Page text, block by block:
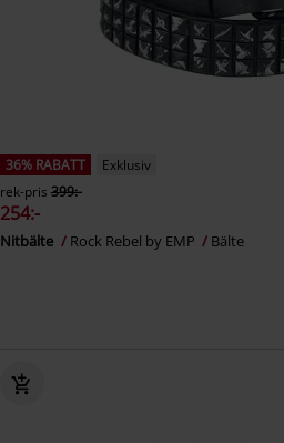
36% RABATT
Exklusiv
rek-pris 399:-
254:-
Nitbälte Rock Rebel by EMP Bälte